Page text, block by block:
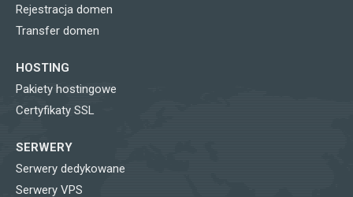
Rejestracja domen
Transfer domen
HOSTING
Pakiety hostingowe
Certyfikaty SSL
SERWERY
Serwery dedykowane
Serwery VPS